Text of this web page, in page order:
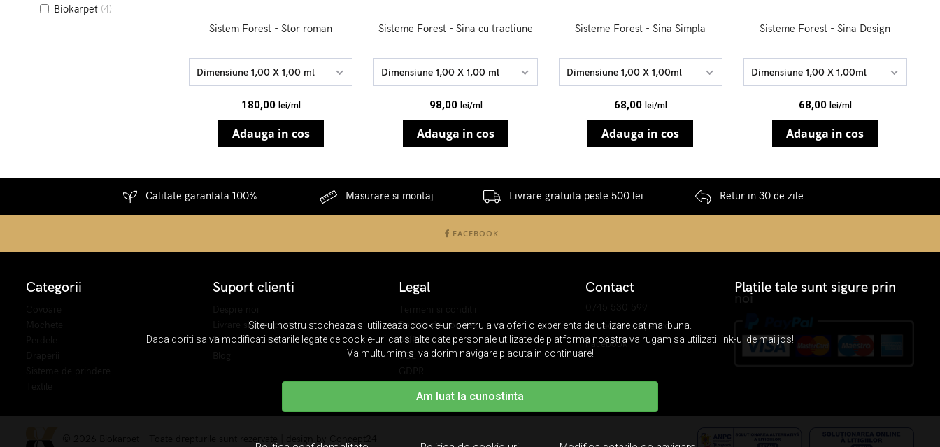
Biokarpet (4)
Sistem Forest - Stor roman
Dimensiune 1,00 X 1,00 ml
180,00 lei/ml
Adauga in cos
Sisteme Forest - Sina cu tractiune
Dimensiune 1,00 X 1,00 ml
98,00 lei/ml
Adauga in cos
Sisteme Forest - Sina Simpla
Dimensiune 1,00 X 1,00ml
68,00 lei/ml
Adauga in cos
Sisteme Forest - Sina Design
Dimensiune 1,00 X 1,00ml
68,00 lei/ml
Adauga in cos
Calitate garantata 100% Masurare si montaj Livrare gratuita peste 500 lei Retur in 30 de zile
FACEBOOK
Categorii
Covoare
Mochete
Suport clienti
Despre noi
Livrare si transport
Politica de retur
Blog
Legal
Termeni si conditii
Politica de cookies
ANPC
SOL
GDPR
Contact
0745 530 599
office@biokarpet.ro
Facebook
Platile tale sunt sigure prin
noi
© 2026 Biokarpet - Toate drepturile sunt rezervate | design by Concept24
Site-ul nostru stocheaza si utilizeaza cookie-uri pentru a va oferi o experienta de utilizare cat mai buna.
Daca doriti sa va modificati setarile legate de cookie-uri cat si alte date personale utilizate de platforma noastra va rugam sa utilizati link-ul de mai jos!
Va multumim si va dorim navigare placuta in continuare!
Am luat la cunostinta